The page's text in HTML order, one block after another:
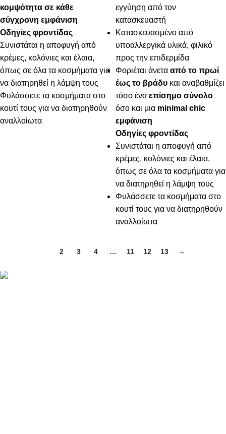
κομψότητα σε κάθε
σύγχρονη εμφάνιση
Οδηγίες φροντίδας
Συνιστάται η αποφυγή από
κρέμες, κολόνιες και έλαια,
όπως σε όλα τα κοσμήματα για
να διατηρηθεί η λάμψη τους
Φυλάσσετε τα κοσμήματα στο
κουτί τους για να διατηρηθούν
αναλλοίωτα
εγγύηση από τον
κατασκευαστή
Κατασκευασμένο από
υποαλλεργικά υλικά, φιλικό
προς την επιδερμίδα
Φοριέται άνετα από το πρωί
έως το βράδυ και αναβαθμίζει
τόσο ένα επίσημο σύνολο
όσο και μια minimal chic
εμφάνιση
Οδηγίες φροντίδας
Συνιστάται η αποφυγή από
κρέμες, κολόνιες και έλαια,
όπως σε όλα τα κοσμήματα για
να διατηρηθεί η λάμψη τους
Φυλάσσετε τα κοσμήματα στο
κουτί τους για να διατηρηθούν
αναλλοίωτα
2 3 4 … 11 12 13 →